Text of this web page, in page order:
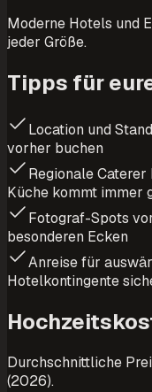
Moderne Hotels und
jeder Größe.
Tipps für
Location und
vorher buchen
Regionale
Küche kommt immer
Fotograf-Spots
besonderen Ecken
Anreise für
Hotelkontingente
Durchschnittliche
(2026).